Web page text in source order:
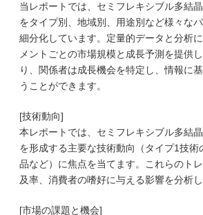
当レポートでは、セミフレキシブル多結
をタイプ別、地域別、用途別など様々な
細分化しています。定量的データと分析
メントごとの市場規模と成長予測を提供
り、関係者は成長機会を特定し、情報に
うことができます。
[技術動向]
本レポートでは、セミフレキシブル多結
を形成する主要な技術動向（タイプ1技術
品など）に焦点を当てます。これらのト
及率、消費者の嗜好に与える影響を分析し
[市場の課題と機会]